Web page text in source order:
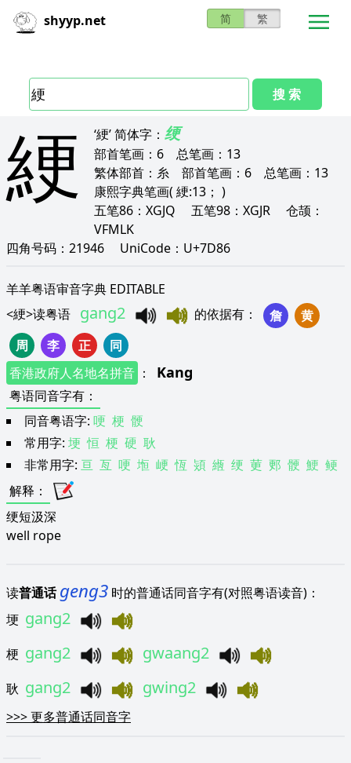
shyyp.net 简 繁
搜 索
綆 ‘綆’简体字： 绠
部首笔画： 6 总笔画： 13
繁体部首： 糸 部首笔画： 6 总笔画： 13
康熙字典笔画( 綆:13； )
五笔86： XGJQ 五笔98： XGJR 仓颉：
VFMLK
四角号码： 21946 UniCode： U+7D86
羊羊粤语审音字典 EDITABLE
<綆>读粤语 gang2 的依据有 ： 詹
黄
周
李 正
同
香港政府人名地名拼音 ： Kang
粤语同音字有 ：
同音粤语字: 哽 梗 骾
常用字: 埂 恒 梗 硬 耿
非常用字: 亘 亙 哽 堩 峺 恆 熲 緪 绠 莄 郠 骾 鯁 鲠
解释 ：
绠短汲深
well rope
读普通话 geng3 时的普通话同音字有(对照粤语读音)：
埂 gang2
梗 gang2 gwaang2
耿 gang2 gwing2
>>>更多普通话同音字